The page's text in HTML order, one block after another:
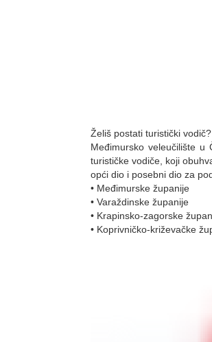
Želiš postati turistički vodič?
Međimursko veleučilište u
turističke vodiče, koji
opći dio i posebni dio za
• Međimurske županije
• Varaždinske županije
• Krapinsko-zagorske
• Koprivničko-križevačke